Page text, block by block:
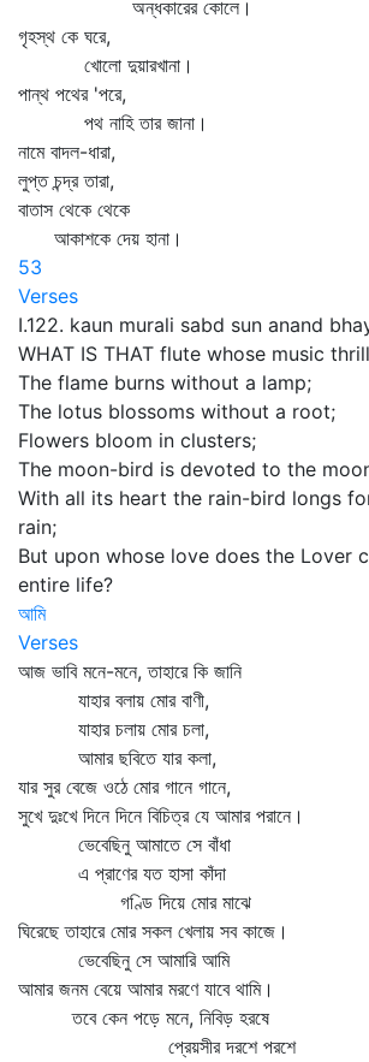
অন্ধকারের কোলে।
গৃহস্থ কে ঘরে,
খোলো দুয়ারখানা।
পান্থ পথের 'পরে,
পথ নাহি তার জানা।
নামে বাদল-ধারা,
লুপ্ত চন্দ্র তারা,
বাতাস থেকে থেকে
আকাশকে দেয় হানা।
53
Verses
I.122. kaun murali sabd sun anand
WHAT IS THAT flute whose music
The flame burns without a lamp;
The lotus blossoms without a root;
Flowers bloom in clusters;
The moon-bird is devoted to the
With all its heart the rain-bird longs
rain;
But upon whose love does the Lover
entire life?
আমি
Verses
আজ ভাবি মনে-মনে, তাহারে কি জানি
যাহার বলায় মোর বাণী,
যাহার চলায় মোর চলা,
আমার ছবিতে যার কলা,
যার সুর বেজে ওঠে মোর গানে গানে,
সুখে দুঃখে দিনে দিনে বিচিত্র যে আমার পরানে।
ভেবেছিনু আমাতে সে বাঁধা
এ প্রাণের যত হাসা কাঁদা
গণ্ডি দিয়ে মোর মাঝে
ঘিরেছে তাহারে মোর সকল খেলায় সব কাজে।
ভেবেছিনু সে আমারি আমি
আমার জনম বেয়ে আমার মরণে যাবে থামি।
তবে কেন পড়ে মনে, নিবিড় হরষে
প্রেয়সীর দরশে পরশে